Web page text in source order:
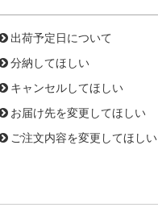
出荷予定日について
分納してほしい
キャンセルしてほしい
お届け先を変更してほしい
ご注文内容を変更してほしい